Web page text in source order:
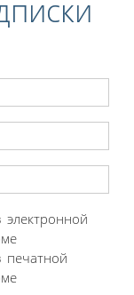
электронной
печатной